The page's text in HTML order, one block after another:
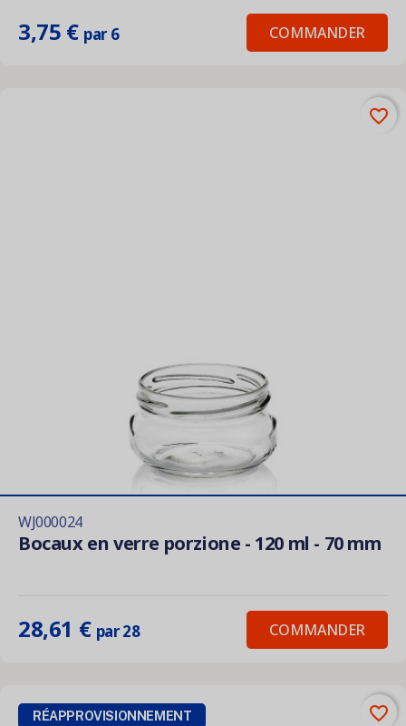
3,75 € par 6 COMMANDER
WJ000024
Bocaux en verre porzione - 120 ml - 70 mm
28,61 € par 28 COMMANDER
favorite_border
RÉAPPROVISIONNEMENT favorite_border